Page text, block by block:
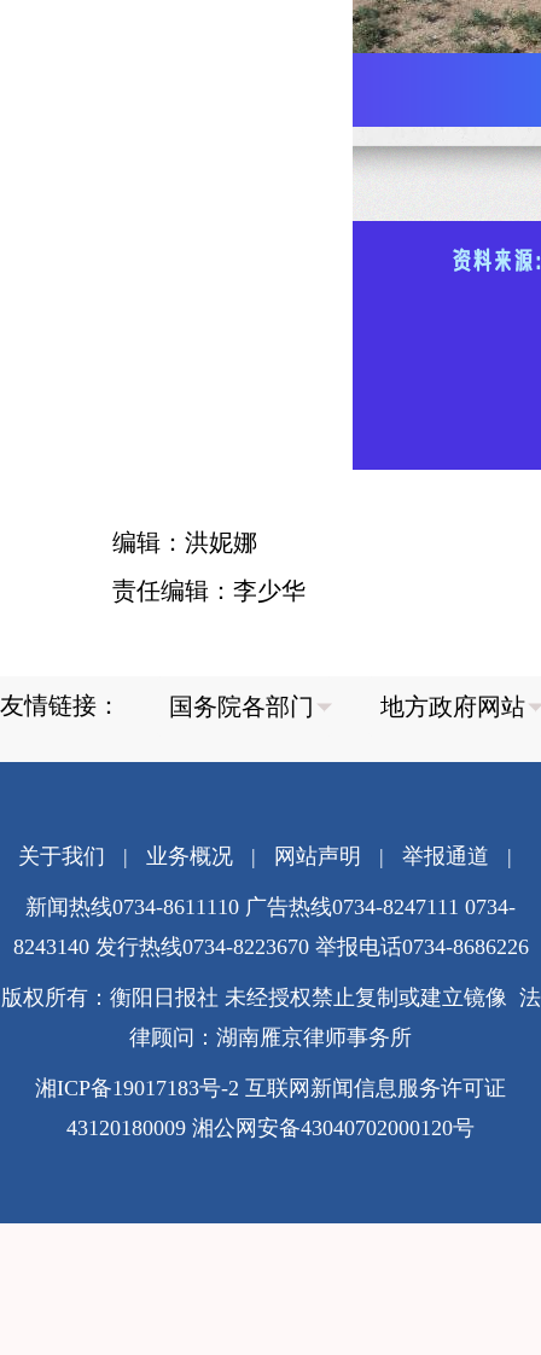
编辑：洪妮娜
责任编辑：李少华
友情链接：
关于我们 | 业务概况| 网站声明 | 举报通道 |
新闻热线0734-8611110 广告热线0734-8247111 0734-
8243140 发行热线0734-8223670 举报电话0734-8686226
版权所有：衡阳日报社 未经授权禁止复制或建立镜像 法
律顾问：湖南雁京律师事务所
湘ICP备19017183号-2 互联网新闻信息服务许可证
43120180009 湘公网安备43040702000120号